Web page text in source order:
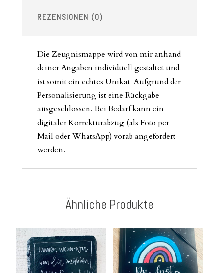
REZENSIONEN (0)
Die Zeugnismappe wird von mir anhand
deiner Angaben individuell gestaltet und
ist somit ein echtes Unikat. Aufgrund der
Personalisierung ist eine Rückgabe
ausgeschlossen. Bei Bedarf kann ein
digitaler Korrekturabzug (als Foto per
Mail oder WhatsApp) vorab angefordert
werden.
Ähnliche Produkte